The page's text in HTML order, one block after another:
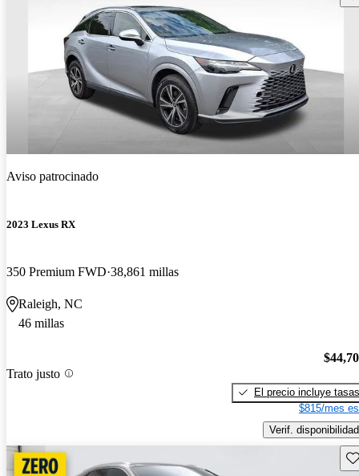
Aviso patrocinado
2023 Lexus RX
350 Premium FWD 38,861 millas
Raleigh, NC
46 millas
Trato justo
El precio incluye tasas
$815/mes
Verif. disponibilidad